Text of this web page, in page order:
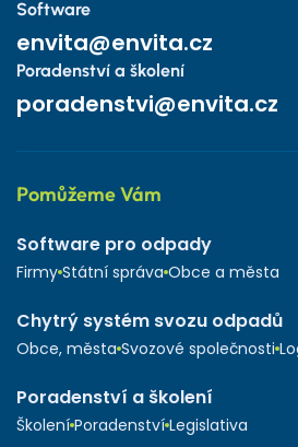
Software
envita@envita.cz
Poradenství a školení
poradenstvi@envita.cz
Pomůžeme Vám
Software pro odpady
Firmy Státní správa Obce a města
Chytrý systém svozu odpadů
Obce, města Svozové společnosti
Poradenství a školení
Školení Poradenství Legislativa